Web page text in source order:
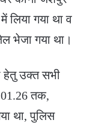
लिया गया था व
भेजा गया था।
हेतु उक्त सभी
तक,
था, पुलिस